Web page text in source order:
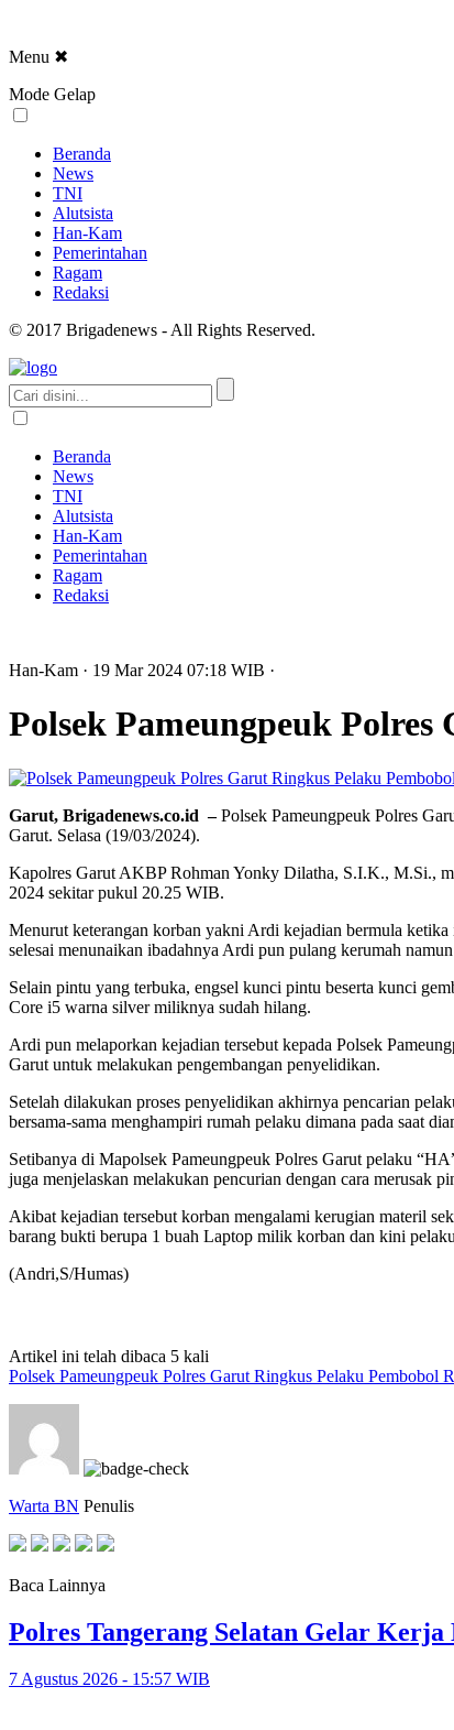
Menu ✖
Mode Gelap
Beranda
News
TNI
Alutsista
Han-Kam
Pemerintahan
Ragam
Redaksi
© 2017 Brigadenews - All Rights Reserved.
Beranda
News
TNI
Alutsista
Han-Kam
Pemerintahan
Ragam
Redaksi
Han-Kam · 19 Mar 2024 07:18 WIB ·
Polsek Pameungpeuk
Garut, Brigadenews.co.id –Polsek Pameungpeuk Polres
Garut. Selasa (19/03/2024).
Kapolres Garut AKBP Rohman Yonky Dilatha, S.I.K., M.Si.,
2024 sekitar pukul 20.25 WIB.
Menurut keterangan korban yakni Ardi kejadian bermula
selesai menunaikan ibadahnya Ardi pun pulang kerumah
Selain pintu yang terbuka, engsel kunci pintu beserta kunci
Core i5 warna silver miliknya sudah hilang.
Ardi pun melaporkan kejadian tersebut kepada Polsek
Garut untuk melakukan pengembangan penyelidikan.
Setelah dilakukan proses penyelidikan akhirnya pencarian
bersama-sama menghampiri rumah pelaku dimana pada saat
Setibanya di Mapolsek Pameungpeuk Polres Garut pelaku
juga menjelaskan melakukan pencurian dengan cara merusak
Akibat kejadian tersebut korban mengalami kerugian materil
barang bukti berupa 1 buah Laptop milik korban dan kini
(Andri,S/Humas)
Artikel ini telah dibaca 5 kali
Polsek Pameungpeuk Polres Garut Ringkus Pelaku Pembobol
Warta BN Penulis
Baca Lainnya
Polres Tangerang Selatan Gelar
7 Agustus 2026 - 15:57 WIB